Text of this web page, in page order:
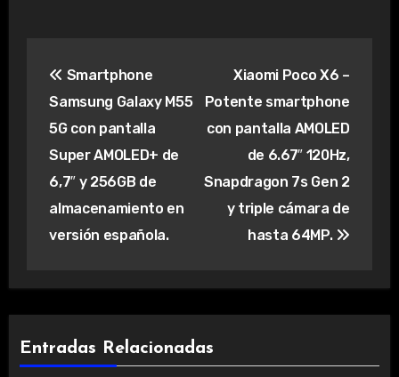
de
entradas
Smartphone
Samsung Galaxy M55
5G con pantalla
Super AMOLED+ de
6,7″ y 256GB de
almacenamiento en
versión española.
Xiaomi Poco X6 –
Potente smartphone
con pantalla AMOLED
de 6.67″ 120Hz,
Snapdragon 7s Gen 2
y triple cámara de
hasta 64MP.
Entradas Relacionadas